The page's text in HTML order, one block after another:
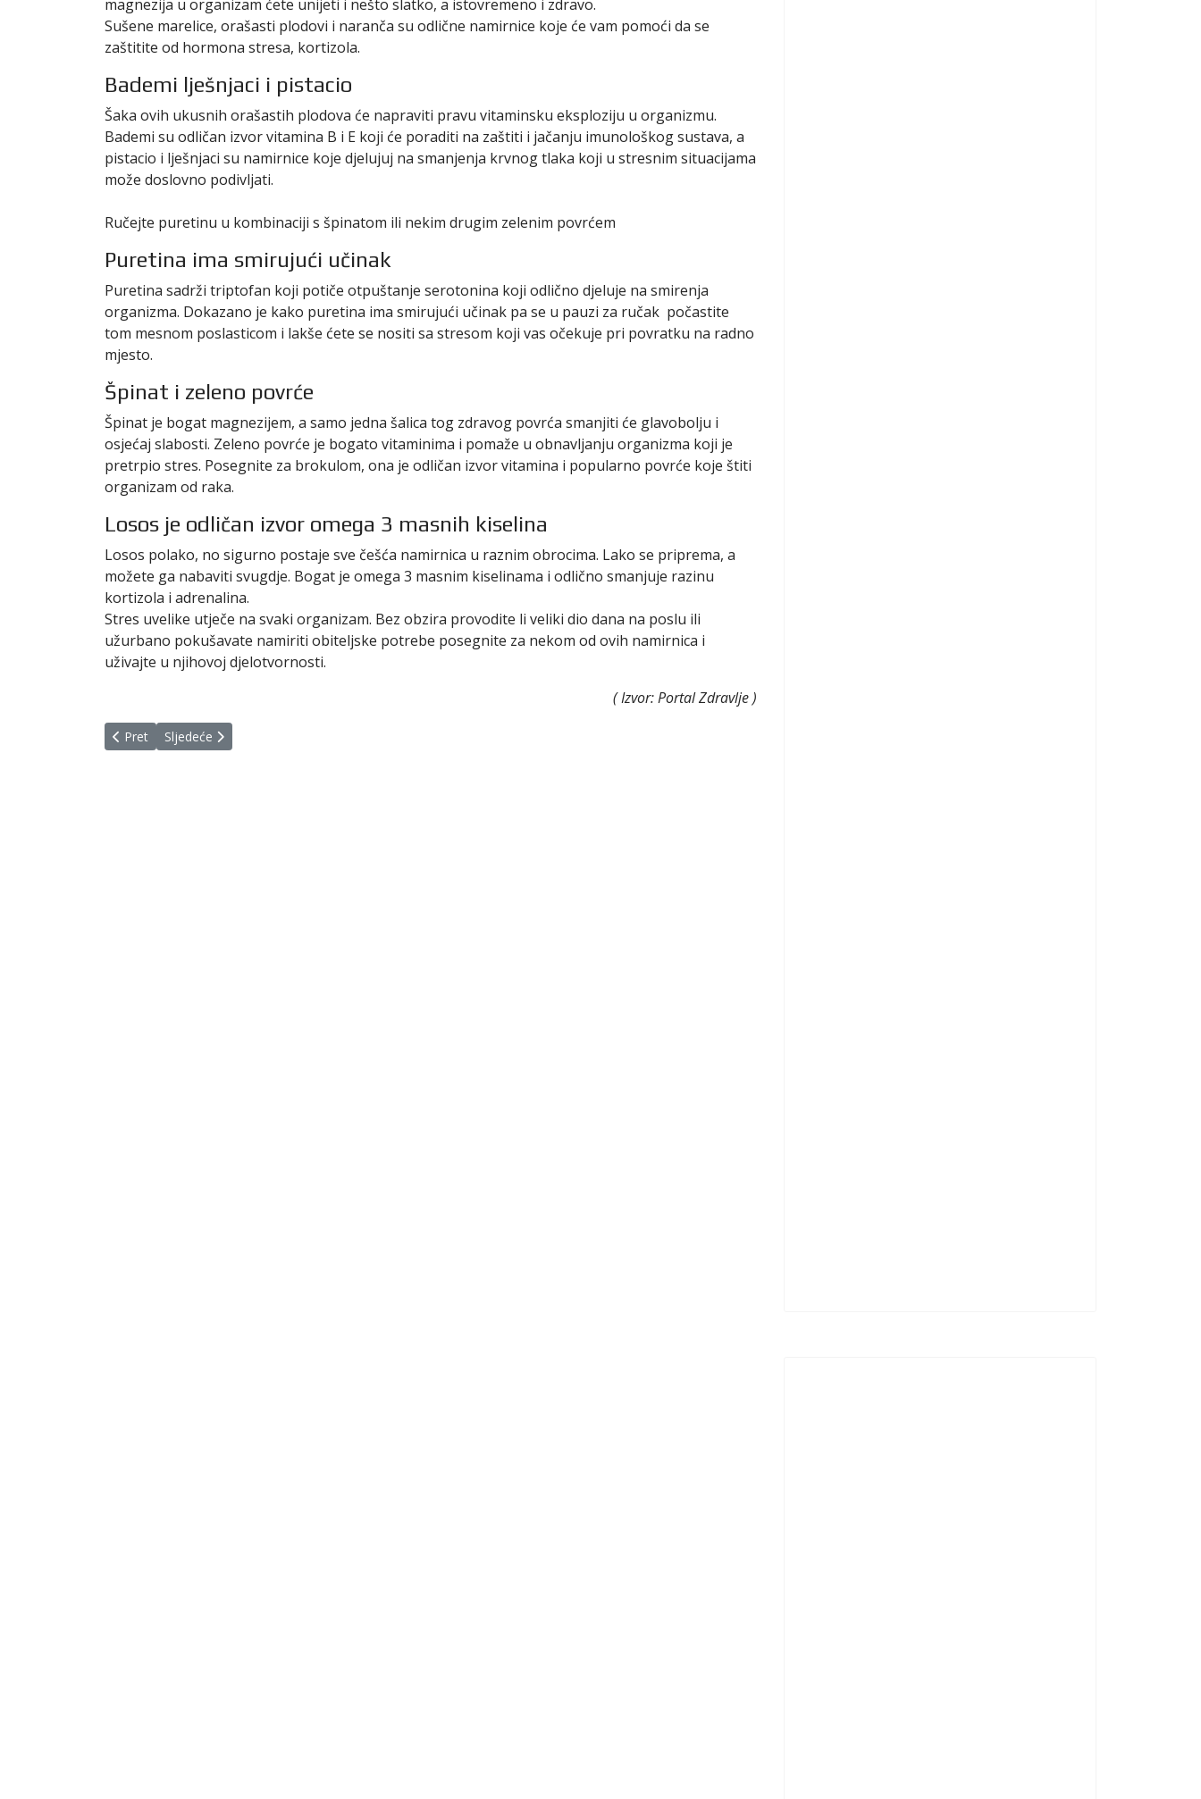
magnezija u organizam ćete unijeti i nešto slatko, a istovremeno i zdravo.
Sušene marelice, orašasti plodovi i naranča su odlične namirnice koje će vam pomoći da se
zaštitite od hormona stresa, kortizola.
Bademi lješnjaci i pistacio
Šaka ovih ukusnih orašastih plodova će napraviti pravu vitaminsku eksploziju u organizmu.
Bademi su odličan izvor vitamina B i E koji će poraditi na zaštiti i jačanju imunološkog sustava, a
pistacio i lješnjaci su namirnice koje djelujuj na smanjenja krvnog tlaka koji u stresnim situacijama
može doslovno podivljati.
Ručejte puretinu u kombinaciji s špinatom ili nekim drugim zelenim povrćem
Puretina ima smirujući učinak
Puretina sadrži triptofan koji potiče otpuštanje serotonina koji odlično djeluje na smirenja
organizma. Dokazano je kako puretina ima smirujući učinak pa se u pauzi za ručak počastite
tom mesnom poslasticom i lakše ćete se nositi sa stresom koji vas očekuje pri povratku na radno
mjesto.
Špinat i zeleno povrće
Špinat je bogat magnezijem, a samo jedna šalica tog zdravog povrća smanjiti će glavobolju i
osjećaj slabosti. Zeleno povrće je bogato vitaminima i pomaže u obnavljanju organizma koji je
pretrpio stres. Posegnite za brokulom, ona je odličan izvor vitamina i popularno povrće koje štiti
organizam od raka.
Losos je odličan izvor omega 3 masnih kiselina
Losos polako, no sigurno postaje sve češća namirnica u raznim obrocima. Lako se priprema, a
možete ga nabaviti svugdje. Bogat je omega 3 masnim kiselinama i odlično smanjuje razinu
kortizola i adrenalina.
Stres uvelike utječe na svaki organizam. Bez obzira provodite li veliki dio dana na poslu ili
užurbano pokušavate namiriti obiteljske potrebe posegnite za nekom od ovih namirnica i
uživajte u njihovoj djelotvornosti.
( Izvor: Portal Zdravlje)
Prethodni članak: Zdravlje: stres i napetost
Pret Sljedeći članak: Kako male stvari postaju veliki problemi?
Sljedeće